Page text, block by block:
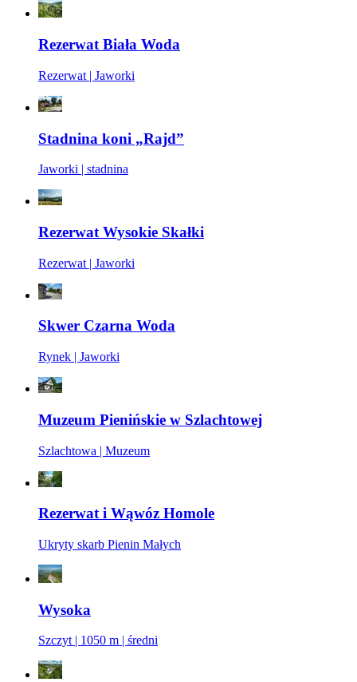
Rezerwat Biała Woda
Rezerwat | Jaworki
Stadnina koni „Rajd”
Jaworki | stadnina
Rezerwat Wysokie Skałki
Rezerwat | Jaworki
Skwer Czarna Woda
Rynek | Jaworki
Muzeum Pienińskie w Szlachtowej
Szlachtowa | Muzeum
Rezerwat i Wąwóz Homole
Ukryty skarb Pienin Małych
Wysoka
Szczyt | 1050 m | średni